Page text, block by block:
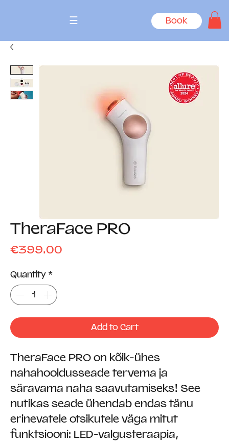
☰ Book
TheraFace PRO
€399.00
Quantity *
Add to Cart
TheraFace PRO on kõik-ühes
nahahooldusseade tervema ja
säravama naha saavutamiseks! See
nutikas seade ühendab endas tänu
erinevatele otsikutele väga mitut
funktsiooni: LED-valgusteraapia,